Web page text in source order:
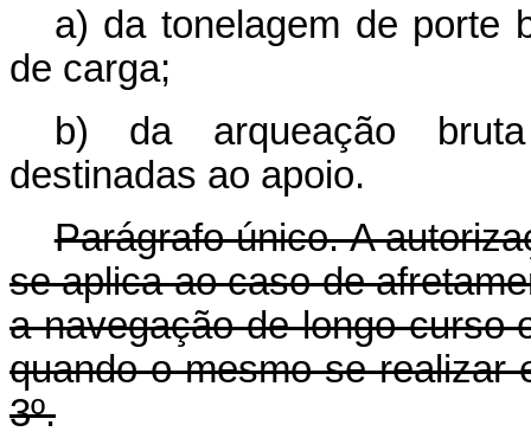
a) da tonelagem de porte
de carga;
b) da arqueação
destinadas ao apoio.
Parágrafo único. A
se aplica ao caso de
a navegação de longo curso
quando o mesmo se realizar
3º.